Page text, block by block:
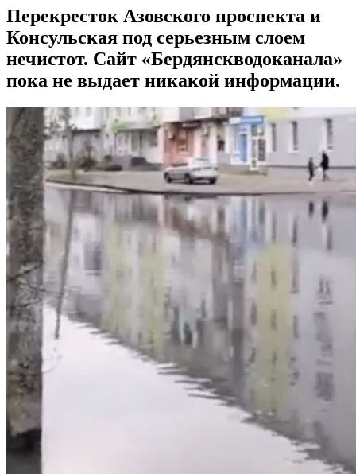
Перекресток Азовского проспекта и
Консульская под серьезным слоем
нечистот. Сайт «Бердянскводоканала»
пока не выдает никакой информации.